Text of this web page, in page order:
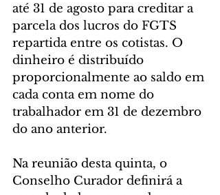
até 31 de agosto para creditar a
parcela dos lucros do FGTS
repartida entre os cotistas. O
dinheiro é distribuído
proporcionalmente ao saldo em
cada conta em nome do
trabalhador em 31 de dezembro
do ano anterior.
Na reunião desta quinta, o
Conselho Curador definirá a